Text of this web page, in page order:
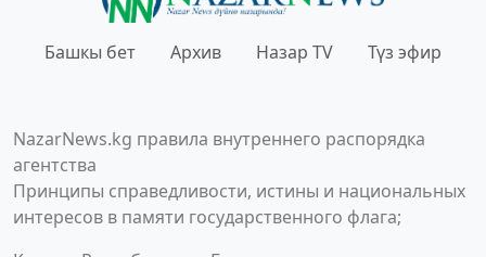
Башкы бет Архив Назар TV Түз эфир
NazarNews.kg правила внутреннего распорядка
агентства
Принципы справедливости, истины и национальных
интересов в памяти государственного флага;